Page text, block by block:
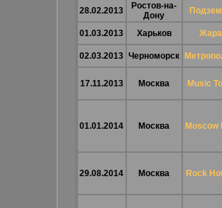
28.02.2013
Ростов-на-
Дону
01.03.2013 Харьков Жара
02.03.2013 Черноморск
17.11.2013 Москва Music
01.01.2014 Москва Moscow
29.08.2014 Москва Rock